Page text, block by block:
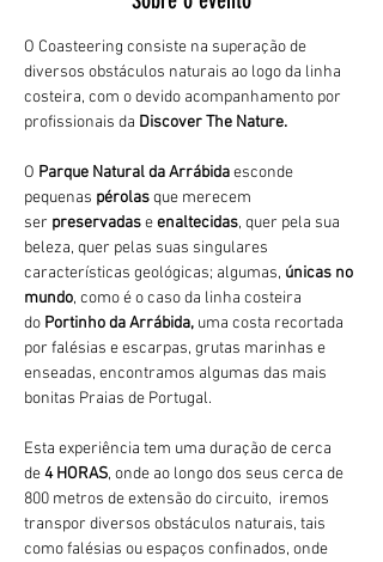
O Coasteering consiste na superação de
diversos obstáculos naturais ao logo da linha
costeira, com o devido acompanhamento por
profissionais da Discover The Nature.
O Parque Natural da Arrábida esconde
pequenas pérolas que merecem
ser preservadas e enaltecidas, quer pela sua
beleza, quer pelas suas singulares
características geológicas; algumas, únicas no
mundo, como é o caso da linha costeira
do Portinho da Arrábida, uma costa recortada
por falésias e escarpas, grutas marinhas e
enseadas, encontramos algumas das mais
bonitas Praias de Portugal.
Esta experiência tem uma duração de cerca
de 4 HORAS, onde ao longo dos seus cerca de
800 metros de extensão do circuito,  iremos
transpor diversos obstáculos naturais, tais
como falésias ou espaços confinados, onde